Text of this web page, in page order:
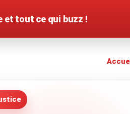
et tout ce qui buzz !